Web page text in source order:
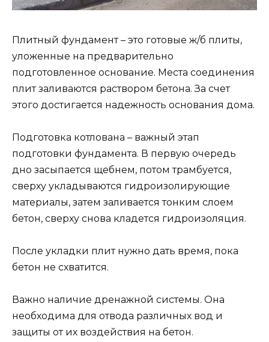
Плитный фундамент – это готовые ж/б плиты,
уложенные на предварительно
подготовленное основание. Места соединения
плит заливаются раствором бетона. За счет
этого достигается надежность основания дома.
Подготовка котлована – важный этап
подготовки фундамента. В первую очередь
дно засыпается щебнем, потом трамбуется,
сверху укладываются гидроизолирующие
материалы, затем заливается тонким слоем
бетон, сверху снова кладется гидроизоляция.
После укладки плит нужно дать время, пока
бетон не схватится.
Важно наличие дренажной системы. Она
необходима для отвода различных вод и
защиты от их воздействия на бетон.